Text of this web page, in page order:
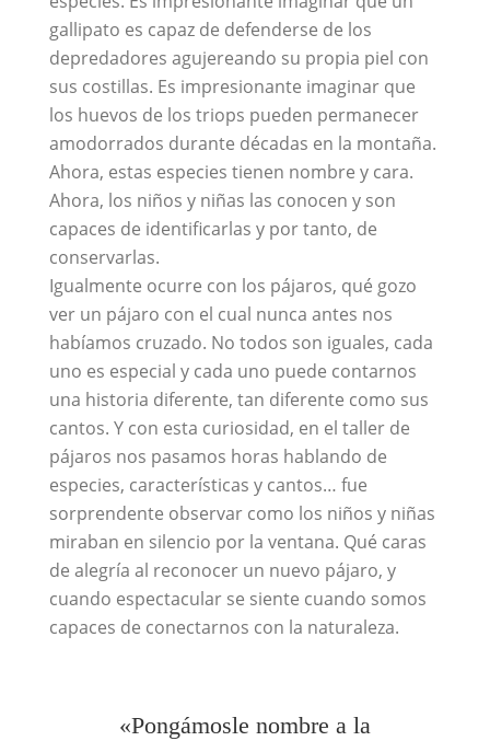
gallipato es capaz de defenderse de los
depredadores agujereando su propia piel con
sus costillas. Es impresionante imaginar que
los huevos de los triops pueden permanecer
amodorrados durante décadas en la montaña.
Ahora, estas especies tienen nombre y cara.
Ahora, los niños y niñas las conocen y son
capaces de identificarlas y por tanto, de
conservarlas.
Igualmente ocurre con los pájaros, qué gozo
ver un pájaro con el cual nunca antes nos
habíamos cruzado. No todos son iguales, cada
uno es especial y cada uno puede contarnos
una historia diferente, tan diferente como sus
cantos. Y con esta curiosidad, en el taller de
pájaros nos pasamos horas hablando de
especies, características y cantos… fue
sorprendente observar como los niños y niñas
miraban en silencio por la ventana. Qué caras
de alegría al reconocer un nuevo pájaro, y
cuando espectacular se siente cuando somos
capaces de conectarnos con la naturaleza.
«Pongámosle nombre a la